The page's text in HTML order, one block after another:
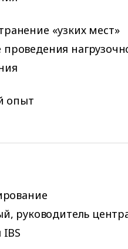
«узких мест»
проведения
опыт
руководитель